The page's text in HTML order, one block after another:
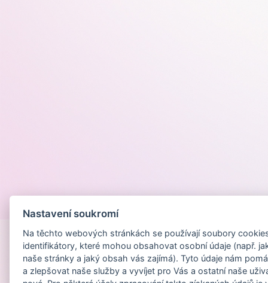
Nastavení soukromí
Na těchto webových stránkách se používají soubory
identifikátory, které mohou obsahovat osobní údaje (např.
naše stránky a jaký obsah vás zajímá). Tyto údaje nám
a zlepšovat naše služby a vyvíjet pro Vás a ostatní naše